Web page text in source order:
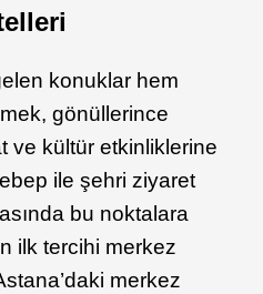
konuklar hem
gönüllerince
ve kültür etkinliklerine
ile şehri ziyaret
bu noktalara
ilk tercihi merkez
merkez